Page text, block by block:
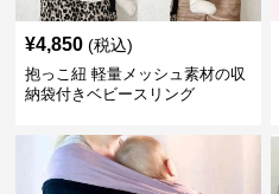
¥4,850 (税込)
抱っこ紐 軽量メッシュ素材の収
納袋付きベビースリング